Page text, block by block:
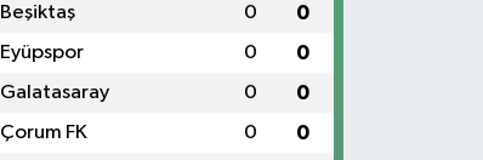
Beşiktaş 0 0
Eyüpspor 0 0
Galatasaray 0 0
Çorum FK 0 0